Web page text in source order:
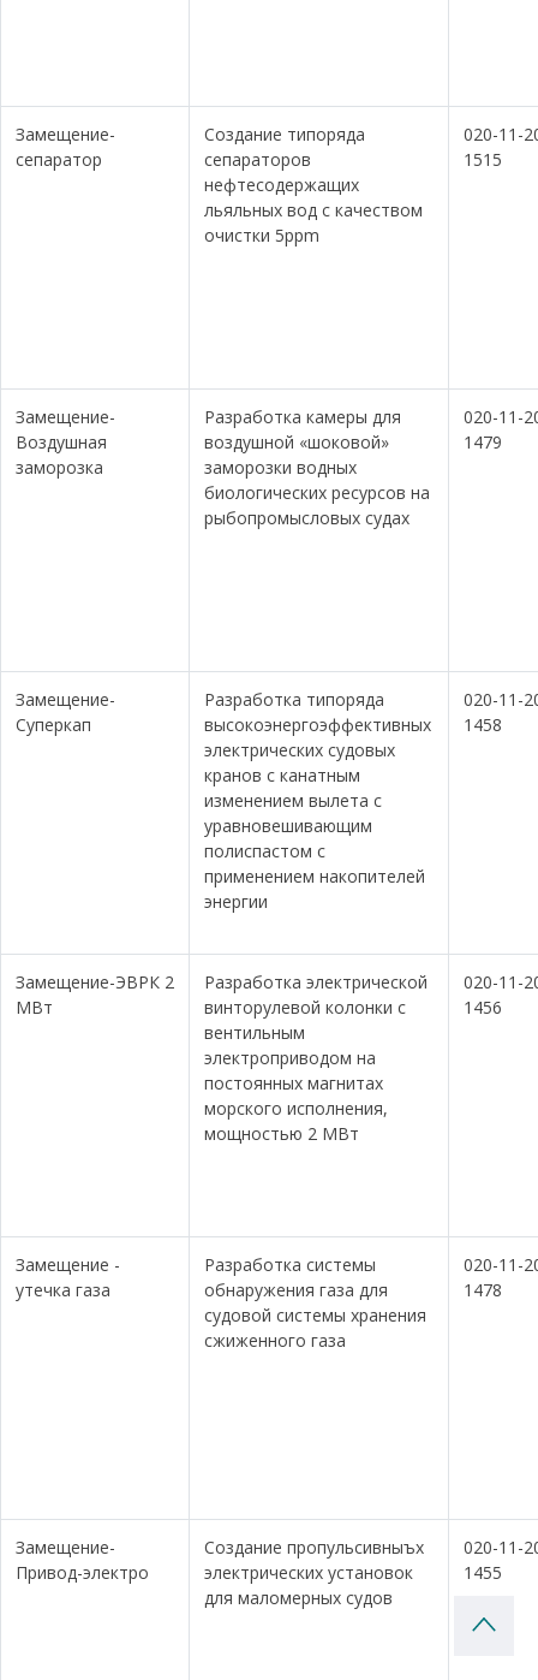
Замещение-
сепаратор
Создание типоряда
сепараторов
нефтесодержащих
льяльных вод с качеством
очистки 5ppm
020-11-
1515
Замещение-
Воздушная
заморозка
Разработка камеры для
воздушной «шоковой»
заморозки водных
биологических ресурсов на
рыбопромысловых судах
020-11-
1479
Замещение-
Суперкап
Разработка типоряда
высокоэнергоэффективных
электрических судовых
кранов с канатным
изменением вылета с
уравновешивающим
полиспастом с
применением накопителей
энергии
020-11-
1458
Замещение-ЭВРК 2
МВт
Разработка электрической
винторулевой колонки с
вентильным
электроприводом на
постоянных магнитах
морского исполнения,
мощностью 2 МВт
020-11-
1456
Замещение -
утечка газа
Разработка системы
обнаружения газа для
судовой системы хранения
сжиженного газа
020-11-
1478
Замещение-
Привод-электро
Создание пропульсивныъх
электрических установок
для маломерных судов
020-11-
1455